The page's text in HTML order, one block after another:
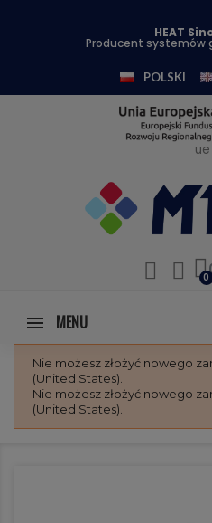
HEAT
Producent systemów
POLSKI
ue
MENU
Nie możesz złożyć nowego
(United States).
Nie możesz złożyć nowego
(United States).